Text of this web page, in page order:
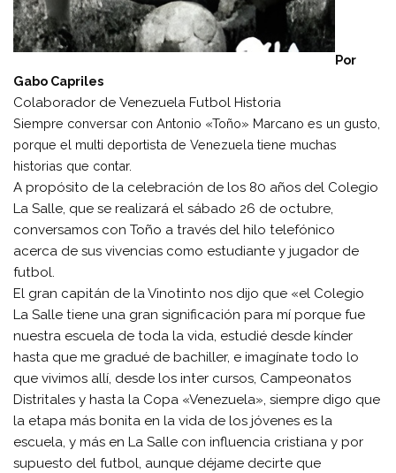
Por
Gabo Capriles
Colaborador de Venezuela Futbol Historia
Siempre conversar con Antonio «Toño» Marcano es un gusto,
porque el multi deportista de Venezuela tiene muchas
historias que contar.
A propósito de la celebración de los 80 años del Colegio
La Salle, que se realizará el sábado 26 de octubre,
conversamos con Toño a través del hilo telefónico
acerca de sus vivencias como estudiante y jugador de
futbol.
El gran capitán de la Vinotinto nos dijo que «el Colegio
La Salle tiene una gran significación para mí porque fue
nuestra escuela de toda la vida, estudié desde kínder
hasta que me gradué de bachiller, e imagínate todo lo
que vivimos allí, desde los inter cursos, Campeonatos
Distritales y hasta la Copa «Venezuela», siempre digo que
la etapa más bonita en la vida de los jóvenes es la
escuela, y más en La Salle con influencia cristiana y por
supuesto del futbol, aunque déjame decirte que